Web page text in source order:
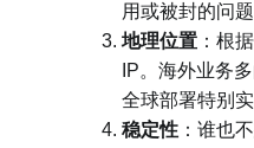
用或被封的问题
​地理位置​ ：根
IP。海外业务
全球部署特别
​稳定性​ ：谁也